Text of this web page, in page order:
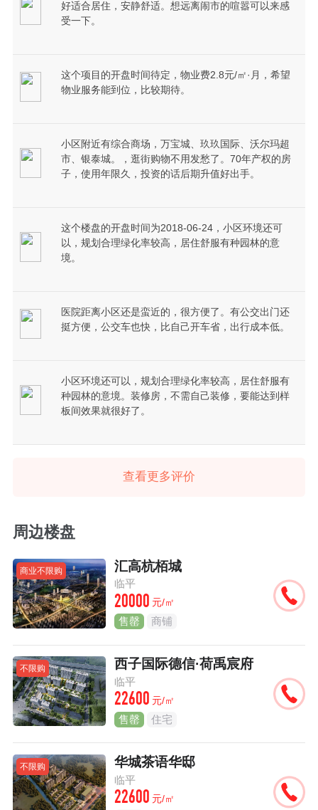
好适合居住，安静舒适。想远离闹市的喧嚣可以来感
受一下。
这个项目的开盘时间待定，物业费2.8元/㎡·月，希望
物业服务能到位，比较期待。
小区附近有综合商场，万宝城、玖玖国际、沃尔玛超
市、银泰城。，逛街购物不用发愁了。70年产权的房
子，使用年限久，投资的话后期升值好出手。
这个楼盘的开盘时间为2018-06-24，小区环境还可
以，规划合理绿化率较高，居住舒服有种园林的意
境。
医院距离小区还是蛮近的，很方便了。有公交出门还
挺方便，公交车也快，比自己开车省，出行成本低。
小区环境还可以，规划合理绿化率较高，居住舒服有
种园林的意境。装修房，不需自己装修，要能达到样
板间效果就很好了。
查看更多评价
周边楼盘
商业不限购 汇高杭栢城
临平
20000 元/㎡
售罄 商铺
不限购 西子国际德信·荷禹宸府
临平
22600 元/㎡
售罄 住宅
不限购 华城茶语华邸
临平
22600 元/㎡